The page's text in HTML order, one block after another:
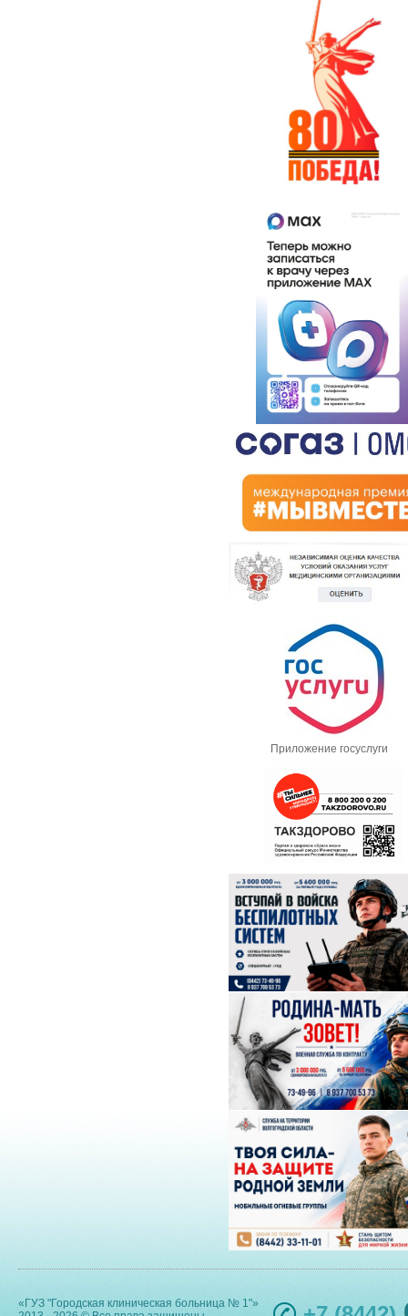
Приложение госуслуги
«ГУЗ "Городская клиническая больница № 1"»